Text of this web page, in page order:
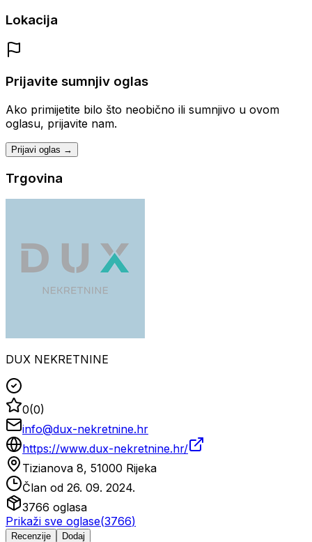
Lokacija
Prijavite sumnjiv oglas
Ako primijetite bilo što neobično ili sumnjivo u ovom
oglasu, prijavite nam.
Prijavi oglas →
Trgovina
DUX NEKRETNINE
0(0)
info@dux-nekretnine.hr
https://www.dux-nekretnine.hr/
Tizianova 8, 51000 Rijeka
Član od 26. 09. 2024.
3766 oglasa
Prikaži sve oglase(3766)
Recenzije Dodaj